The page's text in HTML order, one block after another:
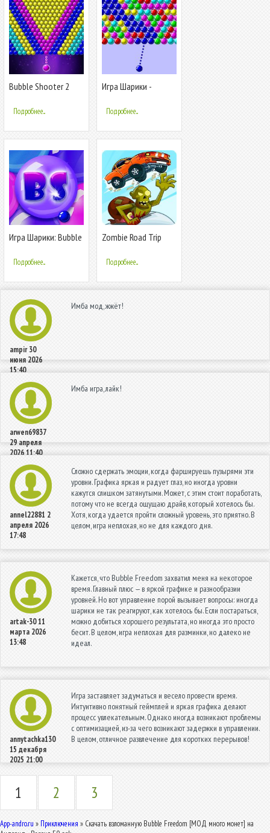
Bubble Shooter 2
Подробнее...
Игра Шарики -
Подробнее...
Игра Шарики: Bubble
Подробнее...
Zombie Road Trip
Подробнее...
ampir 30
июня 2026
15:40
Имба мод, жжёт!
arwen69837
29 апреля
2026 11:40
Имба игра, лайк!
annel22881 2
апреля 2026
17:48
Сложно сдержать эмоции, когда фаршируешь пузырями эти
уровни. Графика яркая и радует глаз, но иногда уровни
кажутся слишком затянутыми. Может, с этим стоит поработать,
потому что не всегда ощущаю драйв, который хотелось бы.
Хотя, когда удается пройти сложный уровень, это приятно. В
целом, игра неплохая, но не для каждого дня.
artak-3011
марта 2026
13:48
Кажется, что Bubble Freedom захватил меня на некоторое
время. Главный плюс — в яркой графике и разнообразии
уровней. Но вот управление порой вызывает вопросы: иногда
шарики не так реагируют, как хотелось бы. Если постараться,
можно добиться хорошего результата, но иногда это просто
бесит. В целом, игра неплохая для разминки, но далеко не
идеал.
annytachka130
15 декабря
2025 21:00
Игра заставляет задуматься и весело провести время.
Интуитивно понятный геймплей и яркая графика делают
процесс увлекательным. Однако иногда возникают проблемы
с оптимизацией, из-за чего возникают задержки в управлении.
В целом, отличное развлечение для коротких перерывов!
1 2 3
App-andro.ru » Приключения » Скачать взломанную Bubble Freedom [МОД много монет] на